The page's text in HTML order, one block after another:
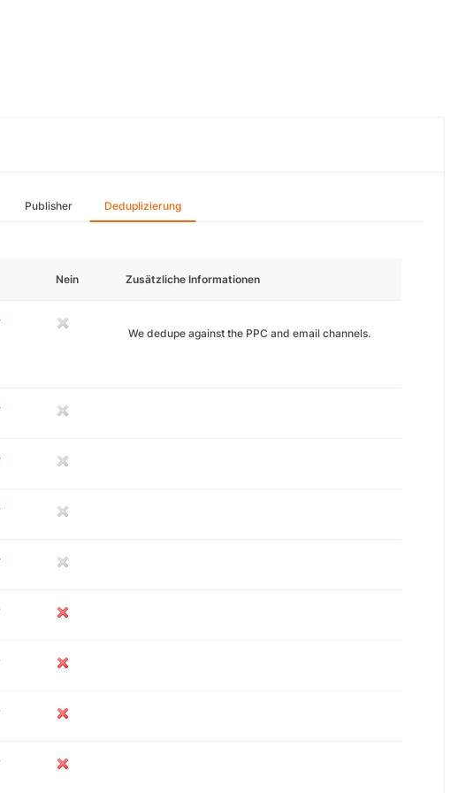
Publisher Deduplizierung
Nein Zusätzliche Informationen
We dedupe against the PPC and email channels.